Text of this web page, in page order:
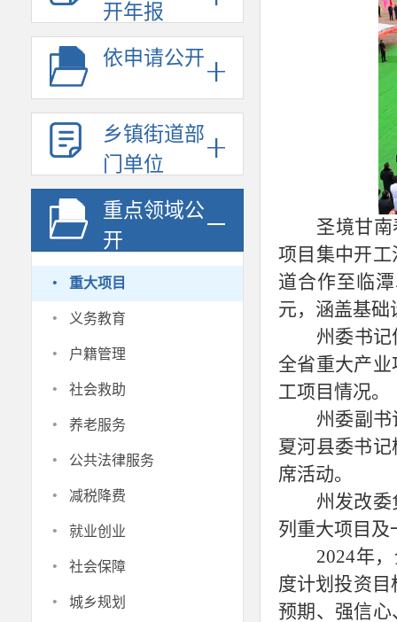
开年报
依申请公开
乡镇街道部
门单位
重点领域公
开
· 重大项目
· 义务教育
· 户籍管理
· 社会救助
· 养老服务
· 公共法律服务
· 减税降费
· 就业创业
· 社会保障
· 城乡规划
圣境甘
项目集中开
道合作至临
元，涵盖基础
州委书记
全省重大产
工项目情况。
州委副
夏河县委书
席活动。
州发改委
列重大项目及
2024年
度计划投资目
预期、强信